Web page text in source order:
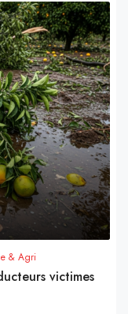
& Agri
victimes